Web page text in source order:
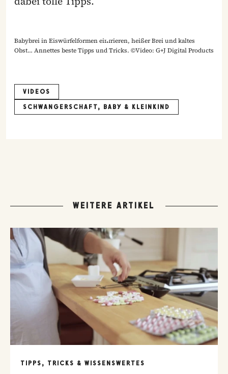
Babybrei in Eiswürfelformen einfrieren, heißer Brei und kaltes
Obst… Annettes beste Tipps und Tricks. ©Video: G+J Digital Products
VIDEOS
SCHWANGERSCHAFT, BABY & KLEINKIND
WEITERE ARTIKEL
TIPPS, TRICKS & WISSENSWERTES